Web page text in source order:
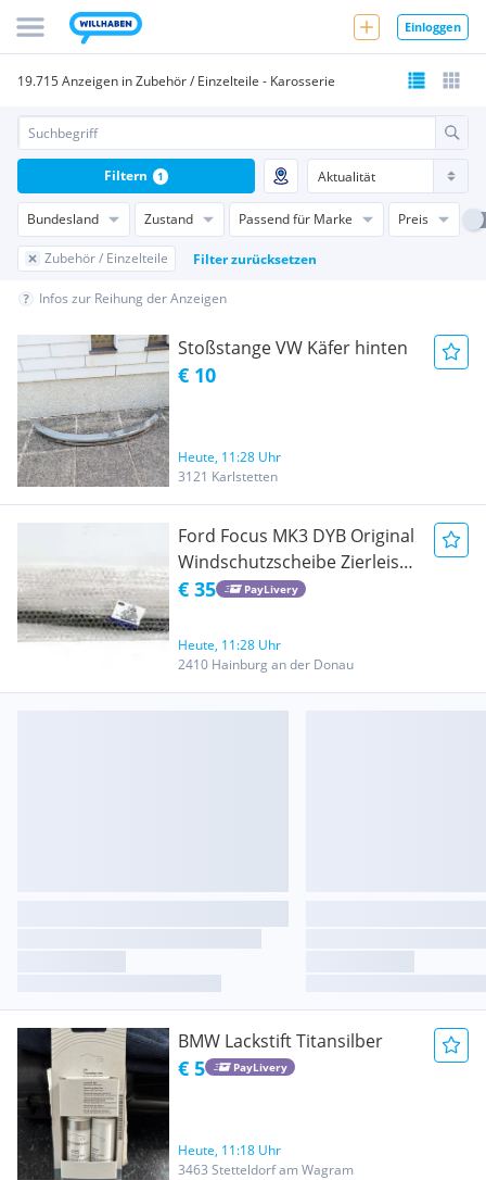
Einloggen
19.715 Anzeigen in Zubehör / Einzelteile - Karosserie
Bundesland Zustand Passend für Marke Preis
Zubehör / Einzelteile Filter zurücksetzen
Filtern 1
Infos zur Reihung der Anzeigen
Stoßstange VW Käfer hinten
€ 10
Heute, 11:28 Uhr
3121 Karlstetten
Ford Focus MK3 DYB Original
Windschutzscheibe Zierleiste
rechts 1796560
€ 35 PayLivery
Heute, 11:28 Uhr
2410 Hainburg an der Donau
BMW Lackstift Titansilber
€ 5 PayLivery
Heute, 11:18 Uhr
3463 Stetteldorf am Wagram